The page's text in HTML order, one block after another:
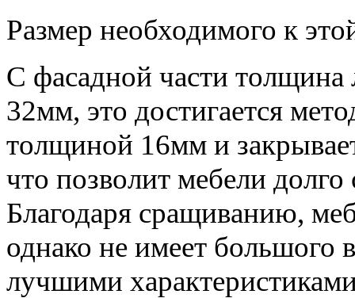
Размер необходимого к
С фасадной части
32мм, это достигается
толщиной 16мм и
что позволит мебели
Благодаря сращиванию,
однако не имеет большого
лучшими